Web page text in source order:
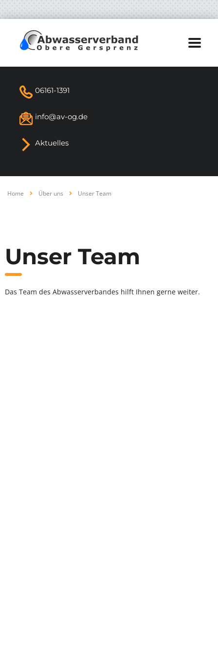
06161-1391
info@av-og.de
Aktuelles
Home Über uns Unser Team
Unser Team
Das Team des Abwasserverbandes hilft Ihnen gerne weiter.